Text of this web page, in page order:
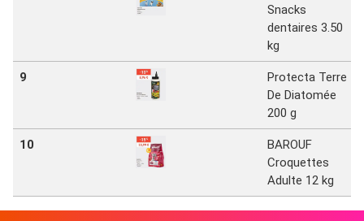
Snacks
dentaires 3.50
kg
9
Protecta Terre
De Diatomée
200 g
10
BAROUF
Croquettes
Adulte 12 kg